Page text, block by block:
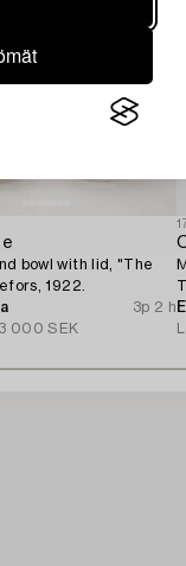
bowl with lid, "The
1922.
3p 2 h
3 000 SEK